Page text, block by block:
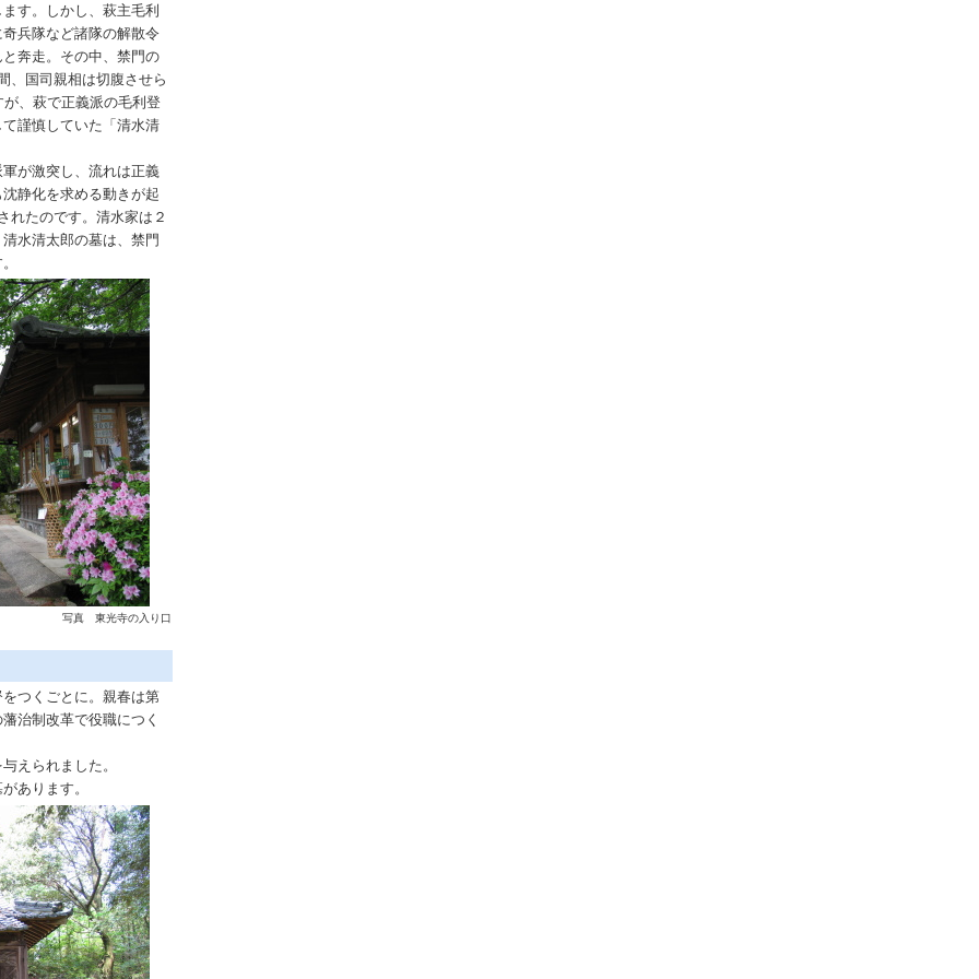
す。しかし、萩主毛利
兵隊など諸隊の解散令
奔走。その中、禁門の
、国司親相は切腹させら
、萩で正義派の毛利登
謹慎していた「清水清
が激突し、流れは正義
静化を求める動きが起
れたのです。清水家は２
水清太郎の墓は、禁門
写真 東光寺の入り口
つくごとに。親春は第
治制改革で役職につく
えられました。
あります。